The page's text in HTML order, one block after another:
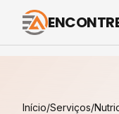
Início/Serviços/